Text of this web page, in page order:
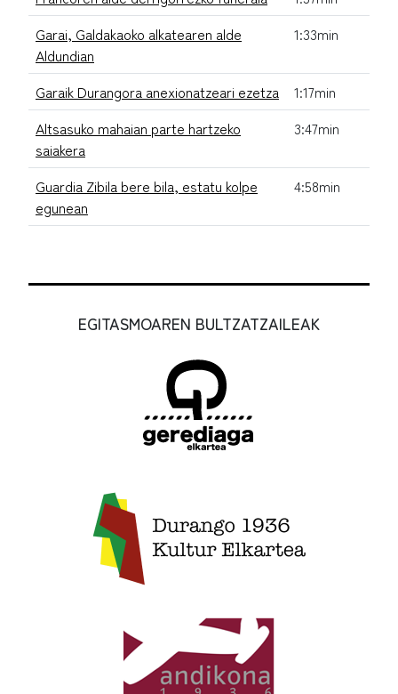
Garai, Galdakaoko alkatearen alde
Aldundian
1:33min
Garaik Durangora anexionatzeari ezetza
1:17min
Altsasuko mahaian parte hartzeko
saiakera
3:47min
Guardia Zibila bere bila, estatu kolpe
egunean
4:58min
EGITASMOAREN BULTZATZAILEAK